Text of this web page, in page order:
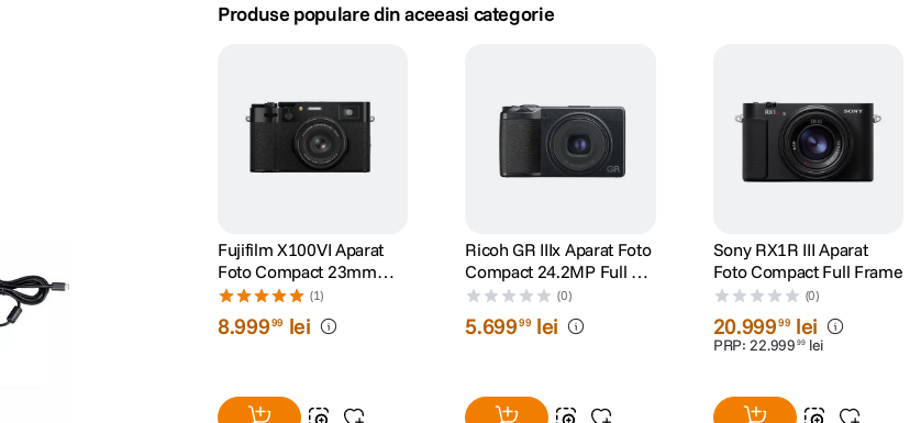
Produse populare din aceeasi categorie
Fujifilm X100VI Aparat
Foto Compact 23mm
F2.0 40.2MP 6K IBIS
Negru
(1)
8.99999 lei
Ricoh GR IIIx Aparat Foto
Compact 24.2MP Full HD
Negru
(0)
5.69999 lei
Sony RX1R III Aparat
Foto Compact Full Frame
(0)
20.99999 lei
PRP: 22.999 99 lei